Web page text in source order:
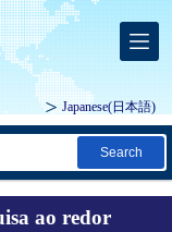
Japanese(日本語)
Search
ao redor